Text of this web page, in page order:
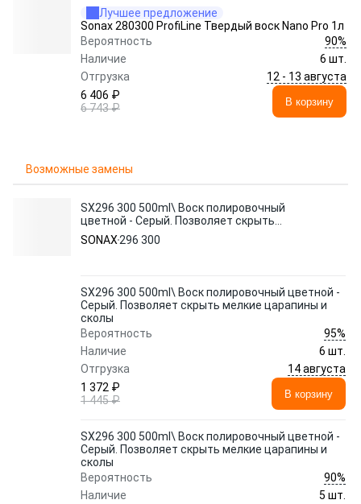
Лучшее предложение
Sonax 280300 ProfiLine Твердый воск Nano Pro 1л
Вероятность
90%
Наличие
6 шт.
Отгрузка
12 - 13 августа
6 406 ₽
6 743 ₽
В корзину
Возможные замены
SX296 300 500ml\ Воск полировочный
цветной - Серый. Позволяет скрыть
мелкие царапины и сколы
SONAX 296 300
SX296 300 500ml\ Воск полировочный цветной -
Серый. Позволяет скрыть мелкие царапины и
сколы
Вероятность
95%
Наличие
6 шт.
Отгрузка
14 августа
1 372 ₽
1 445 ₽
В корзину
SX296 300 500ml\ Воск полировочный цветной -
Серый. Позволяет скрыть мелкие царапины и
сколы
Вероятность
90%
Наличие
5 шт.